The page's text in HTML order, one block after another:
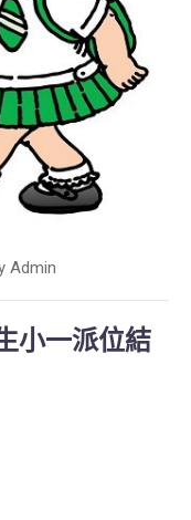
Admin
小一派位結